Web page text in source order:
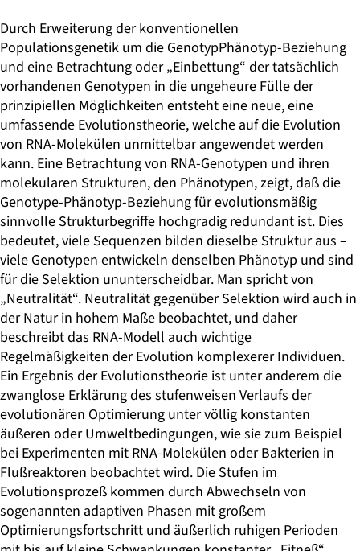
Durch Erweiterung der konventionellen
Populationsgenetik um die GenotypPhänotyp-Beziehung
und eine Betrachtung oder „Einbettung“ der tatsächlich
vorhandenen Genotypen in die ungeheure Fülle der
prinzipiellen Möglichkeiten entsteht eine neue, eine
umfassende Evolutionstheorie, welche auf die Evolution
von RNA-Molekülen unmittelbar angewendet werden
kann. Eine Betrachtung von RNA-Genotypen und ihren
molekularen Strukturen, den Phänotypen, zeigt, daß die
Genotype-Phänotyp-Beziehung für evolutionsmäßig
sinnvolle Strukturbegriffe hochgradig redundant ist. Dies
bedeutet, viele Sequenzen bilden dieselbe Struktur aus –
viele Genotypen entwickeln denselben Phänotyp und sind
für die Selektion ununterscheidbar. Man spricht von
„Neutralität“. Neutralität gegenüber Selektion wird auch in
der Natur in hohem Maße beobachtet, und daher
beschreibt das RNA-Modell auch wichtige
Regelmäßigkeiten der Evolution komplexerer Individuen.
Ein Ergebnis der Evolutionstheorie ist unter anderem die
zwanglose Erklärung des stufenweisen Verlaufs der
evolutionären Optimierung unter völlig konstanten
äußeren oder Umweltbedingungen, wie sie zum Beispiel
bei Experimenten mit RNA-Molekülen oder Bakterien in
Flußreaktoren beobachtet wird. Die Stufen im
Evolutionsprozeß kommen durch Abwechseln von
sogenannten adaptiven Phasen mit großem
Optimierungsfortschritt und äußerlich ruhigen Perioden